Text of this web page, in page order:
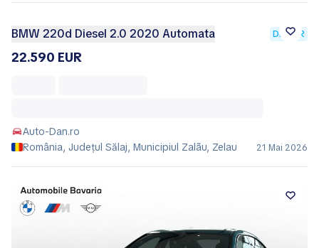
BMW 220d Diesel 2.0 2020 Automata DEALER
22.590 EUR
Auto-Dan.ro
România, Județul Sălaj, Municipiul Zalãu, Zelau
21 Mai 2026